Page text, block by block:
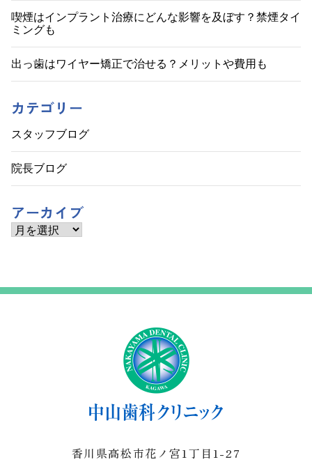
喫煙はインプラント治療にどんな影響を及ぼす？禁煙タイ
ミングも
出っ歯はワイヤー矯正で治せる？メリットや費用も
カテゴリー
スタッフブログ
院長ブログ
アーカイブ
ア
ー
香川県高松市花ノ宮1丁目1-27